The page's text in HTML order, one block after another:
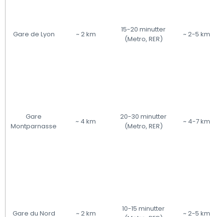
Gare de Lyon ~ 2 km
15-20 minutter
(Metro, RER)
~ 2-5 km
Gare
Montparnasse
~ 4 km
20-30 minutter
(Metro, RER)
~ 4-7 km
Gare du Nord ~ 2 km
10-15 minutter
~ 2-5 km